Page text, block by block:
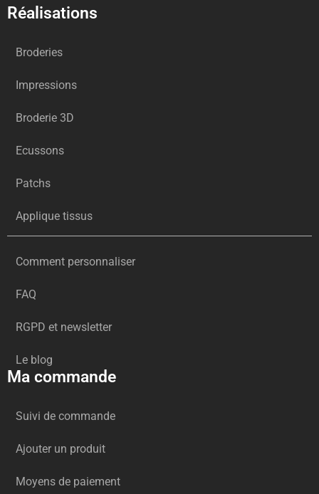
Réalisations
Broderies
Impressions
Broderie 3D
Ecussons
Patchs
Applique tissus
Comment personnaliser
FAQ
RGPD et newsletter
Le blog
Ma commande
Suivi de commande
Ajouter un produit
Moyens de paiement